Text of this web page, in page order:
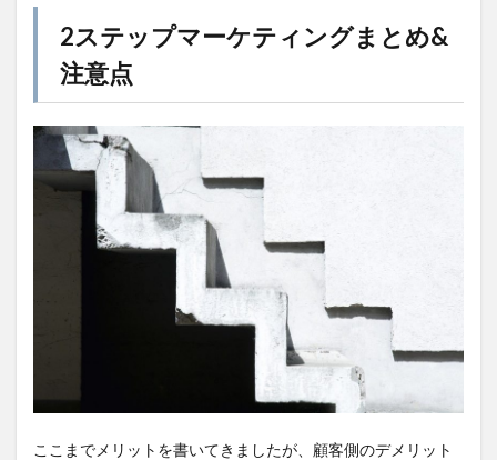
2ステップマーケティングまとめ&
注意点
ここまでメリットを書いてきましたが、顧客側のデメリット